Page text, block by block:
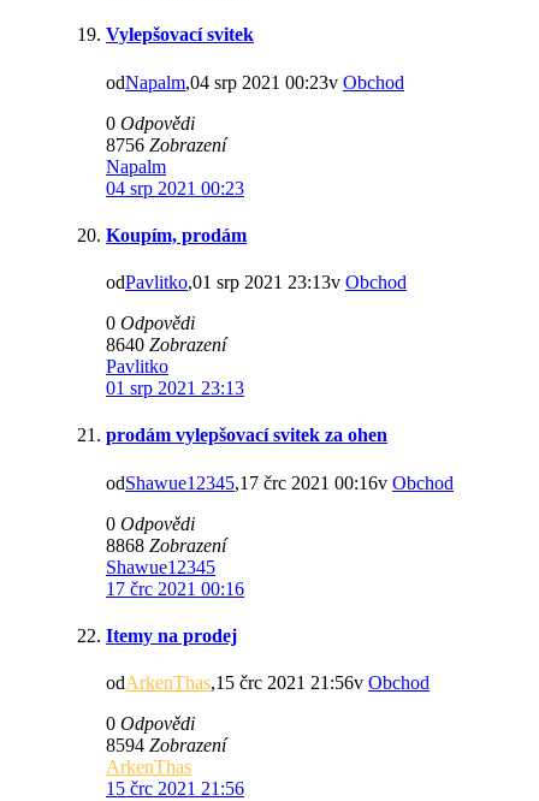
Vylepšovací svitek
odNapalm,04 srp 2021 00:23v Obchod
0 Odpovědi
8756 Zobrazení
Napalm
04 srp 2021 00:23
Koupím, prodám
odPavlitko,01 srp 2021 23:13v Obchod
0 Odpovědi
8640 Zobrazení
Pavlitko
01 srp 2021 23:13
prodám vylepšovací svitek za ohen
odShawue12345,17 črc 2021 00:16v Obchod
0 Odpovědi
8868 Zobrazení
Shawue12345
17 črc 2021 00:16
Itemy na prodej
odArkenThas,15 črc 2021 21:56v Obchod
0 Odpovědi
8594 Zobrazení
ArkenThas
15 črc 2021 21:56